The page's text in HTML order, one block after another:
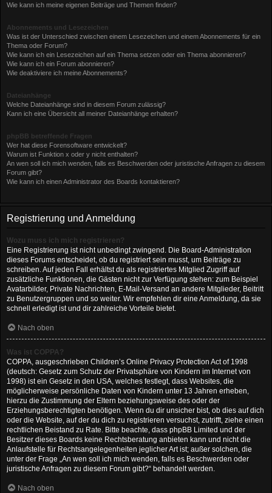
Wie kann ich meine eigenen Beiträge und Themen finden?
Abonnements und Lesezeichen
Was ist der Unterschied zwischen einem Lesezeichen und einem Abonnements für ein
Thema oder Forum?
Wie kann ich ein Lesezeichen auf ein Thema setzen oder ein Thema abonnieren?
Wie kann ich ein Forum abonnieren?
Wie deaktiviere ich meine Abonnements?
Dateianhänge
Welche Dateianhänge sind in diesem Forum zulässig?
Kann ich eine Übersicht all meiner Dateianhänge erhalten?
phpBB betreffende Fragen
Wer hat diese Forensoftware entwickelt?
Warum ist Funktion x oder y nicht enthalten?
An wen soll ich mich wenden, falls es Beschwerden oder juristische Anfragen zu diesem
Forum gibt?
Wie kann ich einen Administrator des Boards kontaktieren?
Registrierung und Anmeldung
Wozu muss ich mich registrieren?
Eine Registrierung ist nicht unbedingt zwingend. Die Board-Administration
dieses Forums entscheidet, ob du registriert sein musst, um Beiträge zu
schreiben. Auf jeden Fall erhältst du als registriertes Mitglied Zugriff auf
zusätzliche Funktionen, die Gästen nicht zur Verfügung stehen: zum Beispiel
Avatarbilder, Private Nachrichten, E-Mail-Versand an andere Mitglieder, Beitritt
zu Benutzergruppen und so weiter. Wir empfehlen dir eine Anmeldung, da sie
schnell erledigt ist und dir zahlreiche Vorteile bietet.
Nach oben
Was ist COPPA?
COPPA, ausgeschrieben Children’s Online Privacy Protection Act of 1998
(deutsch: Gesetz zum Schutz der Privatsphäre von Kindern im Internet von
1998) ist ein Gesetz in den USA, welches festlegt, dass Websites, die
möglicherweise persönliche Daten von Kindern unter 13 Jahren erheben,
hierzu die Zustimmung der Eltern beziehungsweise des oder der
Erziehungsberechtigten benötigen. Wenn du dir unsicher bist, ob dies auf dich
oder die Website, auf der du dich zu registrieren versuchst, zutrifft, ziehe einen
rechtlichen Beistand zu Rate. Bitte beachte, dass phpBB Limited und der
Besitzer dieses Boards keine Rechtsberatung anbieten kann und nicht die
Anlaufstelle für Rechtsangelegenheiten jeglicher Art ist; außer solchen, die
unter der Frage „An wen soll ich mich wenden, falls es Beschwerden oder
juristische Anfragen zu diesem Forum gibt?“ behandelt werden.
Nach oben